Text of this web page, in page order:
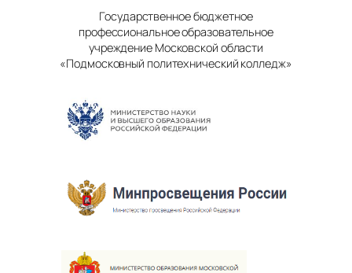
Государственное бюджетное
профессиональное образовательное
учреждение Московской области
«Подмосковный политехнический колледж»